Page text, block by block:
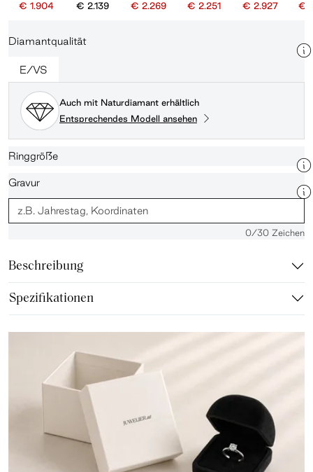
€ 1.904 € 2.139 € 2.269 € 2.251
€ 2.927
€
Diamantqualität
E/VS
Auch mit Naturdiamant erhältlich
Entsprechendes Modell ansehen
Ringgröße
Gravur
0/30 Zeichen
Beschreibung
Spezifikationen